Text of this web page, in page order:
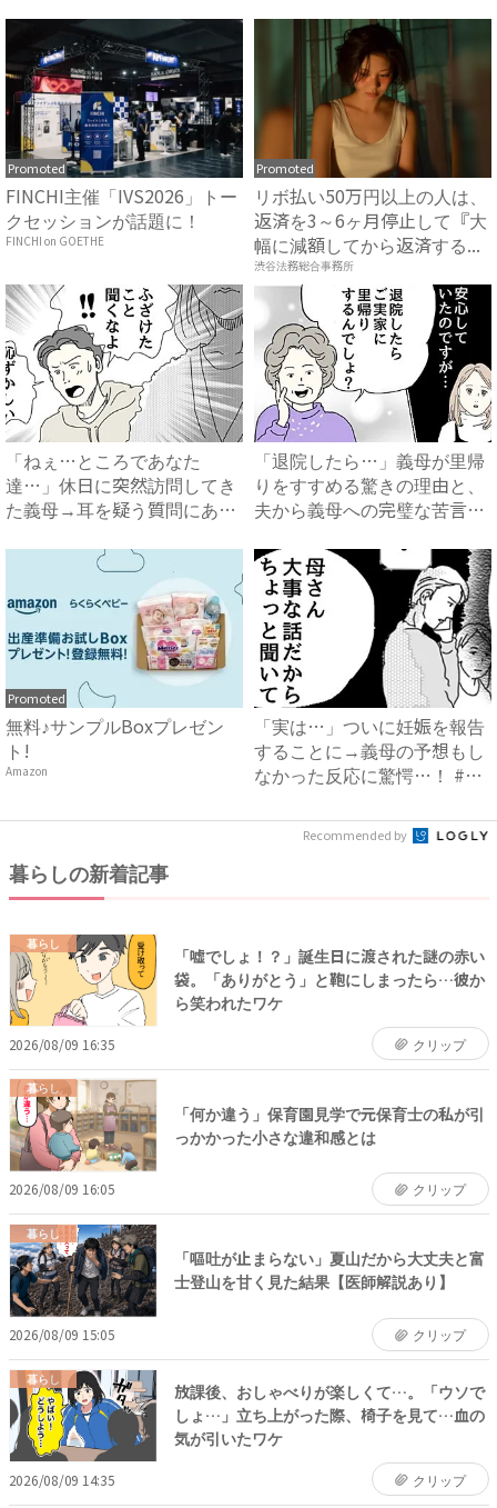
Promoted
FINCHI主催「IVS2026」トー
クセッションが話題に！
FINCHI on GOETHE
Promoted
リボ払い50万円以上の人は、
返済を3～6ヶ月停止して『大
幅に減額してから返済する...
渋谷法務総合事務所
「ねぇ…ところであなた
達…」休日に突然訪問してき
た義母→耳を疑う質問にあ
「退院したら…」義母が里帰
りをすすめる驚きの理由と、
夫から義母への完璧な苦言
Promoted
無料♪サンプルBoxプレゼン
ト!
Amazon
「実は…」ついに妊娠を報告
することに→義母の予想もし
なかった反応に驚愕…！ #
Recommended by
暮らしの新着記事
暮らし
「嘘でしょ！？」誕生日に渡された謎の赤い
袋。「ありがとう」と鞄にしまったら…彼か
ら笑われたワケ
2026/08/09 16:35 クリップ
暮らし
「何か違う」保育園見学で元保育士の私が引
っかかった小さな違和感とは
2026/08/09 16:05 クリップ
暮らし
「嘔吐が止まらない」夏山だから大丈夫と富
士登山を甘く見た結果【医師解説あり】
2026/08/09 15:05 クリップ
暮らし
放課後、おしゃべりが楽しくて…。「ウソで
しょ…」立ち上がった際、椅子を見て…血の
気が引いたワケ
2026/08/09 14:35 クリップ